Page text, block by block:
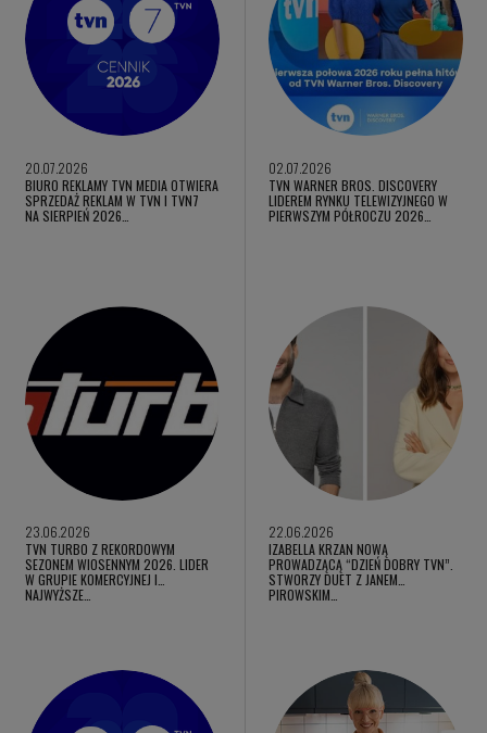
20.07.2026
BIURO REKLAMY TVN MEDIA OTWIERA
SPRZEDAŻ REKLAM W TVN I TVN7
NA SIERPIEŃ 2026…
02.07.2026
TVN WARNER BROS. DISCOVERY
LIDEREM RYNKU TELEWIZYJNEGO W
PIERWSZYM PÓŁROCZU 2026…
23.06.2026
TVN TURBO Z REKORDOWYM
SEZONEM WIOSENNYM 2026. LIDER
W GRUPIE KOMERCYJNEJ I
NAJWYŻSZE…
22.06.2026
IZABELLA KRZAN NOWĄ
PROWADZĄCĄ “DZIEŃ DOBRY TVN”.
STWORZY DUET Z JANEM
PIROWSKIM…